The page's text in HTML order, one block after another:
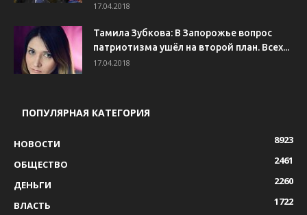
17.04.2018
Тамила Зубкова: В Запорожье вопрос
патриотизма ушёл на второй план. Всех...
17.04.2018
ПОПУЛЯРНАЯ КАТЕГОРИЯ
НОВОСТИ
8923
ОБЩЕСТВО
2461
ДЕНЬГИ
2260
ВЛАСТЬ
1722